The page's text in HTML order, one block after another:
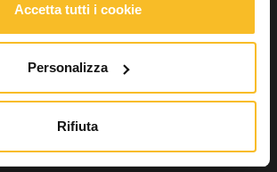
Accetta tutti i cookie
Personalizza
Rifiuta
contenuto di alcool o privi di alcool,
e privi di privi di aldeidi e fenoli – sostanze
prodotti spray e salviette, efficaci
in un solo passaggio (azione 2 in 1),